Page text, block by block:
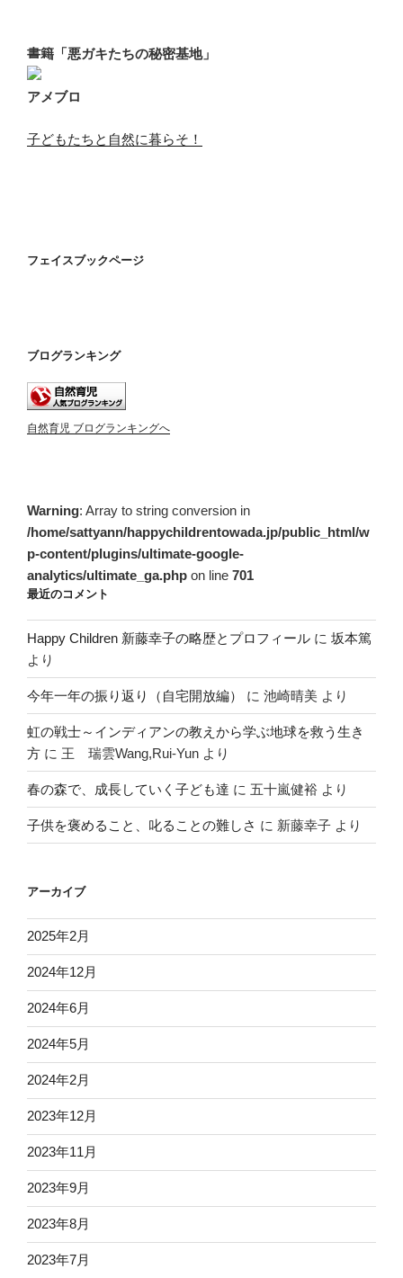
書籍「悪ガキたちの秘密基地」
アメブロ
子どもたちと自然に暮らそ！
フェイスブックページ
ブログランキング
自然育児 ブログランキングへ
Warning: Array to string conversion in
/home/sattyann/happychildrentowada.jp/public_html/w
p-content/plugins/ultimate-google-
analytics/ultimate_ga.php on line 701
最近のコメント
Happy Children 新藤幸子の略歴とプロフィール に 坂本篤
より
今年一年の振り返り（自宅開放編） に 池崎晴美 より
虹の戦士～インディアンの教えから学ぶ地球を救う生き
方 に 王 瑞雲Wang,Rui-Yun より
春の森で、成長していく子ども達 に 五十嵐健裕 より
子供を褒めること、叱ることの難しさ に 新藤幸子 より
アーカイブ
2025年2月
2024年12月
2024年6月
2024年5月
2024年2月
2023年12月
2023年11月
2023年9月
2023年8月
2023年7月